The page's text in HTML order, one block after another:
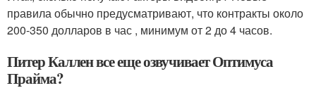
правила обычно предусматривают, что контракты около
200-350 долларов в час , минимум от 2 до 4 часов.
Питер Каллен все еще озвучивает Оптимуса
Прайма?